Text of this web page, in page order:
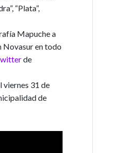
“Plata”,
Mapuche a
Novasur en todo
de
viernes 31 de
de